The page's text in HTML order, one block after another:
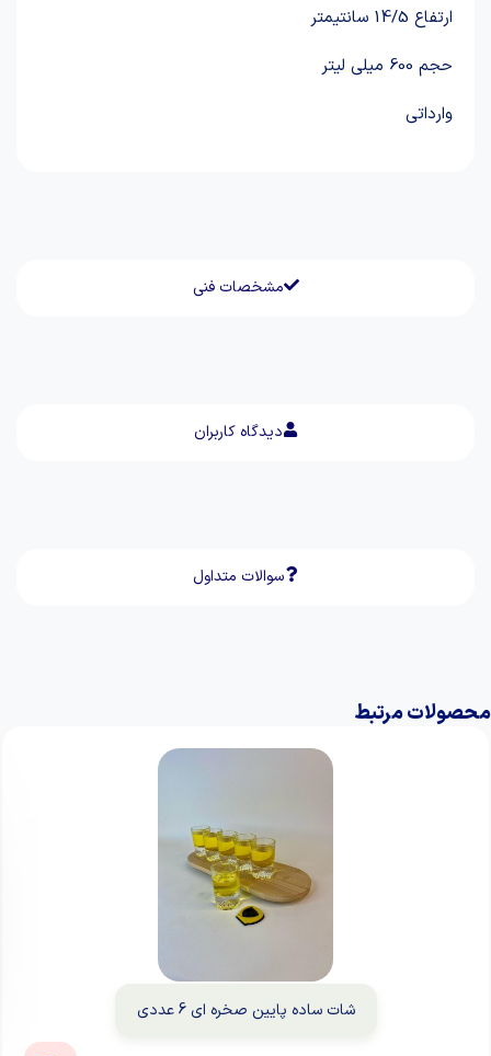
مشخصات فنی
دیدگاه کاربران
سوالات متداول
ارتفاع 14/5 سانتیمتر
حجم 600 میلی لیتر
وارداتی
محصولات مرتبط
شات ساده پایین صخره ای 6 عددی